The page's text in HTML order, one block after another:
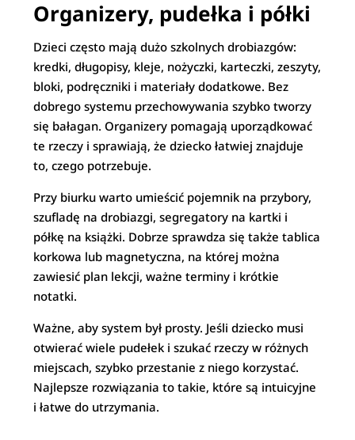
Organizery, pudełka i półki
Dzieci często mają dużo szkolnych drobiazgów:
kredki, długopisy, kleje, nożyczki, karteczki, zeszyty,
bloki, podręczniki i materiały dodatkowe. Bez
dobrego systemu przechowywania szybko tworzy
się bałagan. Organizery pomagają uporządkować
te rzeczy i sprawiają, że dziecko łatwiej znajduje
to, czego potrzebuje.
Przy biurku warto umieścić pojemnik na przybory,
szufladę na drobiazgi, segregatory na kartki i
półkę na książki. Dobrze sprawdza się także tablica
korkowa lub magnetyczna, na której można
zawiesić plan lekcji, ważne terminy i krótkie
notatki.
Ważne, aby system był prosty. Jeśli dziecko musi
otwierać wiele pudełek i szukać rzeczy w różnych
miejscach, szybko przestanie z niego korzystać.
Najlepsze rozwiązania to takie, które są intuicyjne
i łatwe do utrzymania.